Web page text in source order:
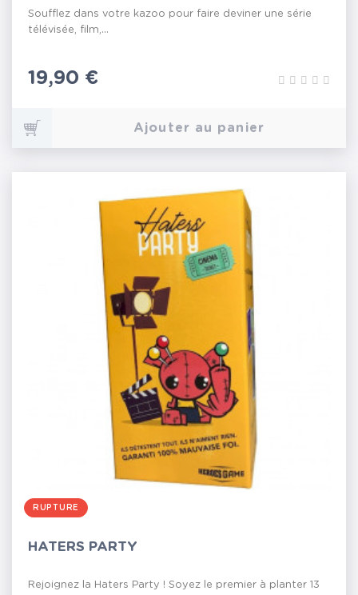
Soufflez dans votre kazoo pour faire deviner une série
télévisée, film,...
Prix
19,90 €
Ajouter au panier
RUPTURE
HATERS PARTY
Rejoignez la Haters Party ! Soyez le premier à planter 13